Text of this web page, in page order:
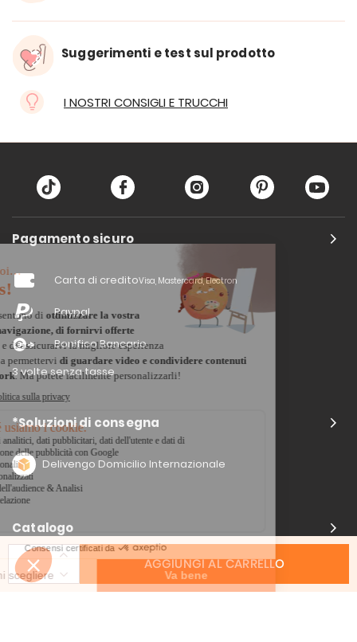
AGGIUNGI AL CARRELLO
Suggerimenti e test sul prodotto
I NOSTRI CONSIGLI E TRUCCHI
Pagamento sicuro
Carta di creditoVisa, Mastercard, Electron
Paypal
Bonifico Bancario
3 volte senza tasse
*Soluzioni di consegna
Delivengo Domicilio Internazionale
Catalogo